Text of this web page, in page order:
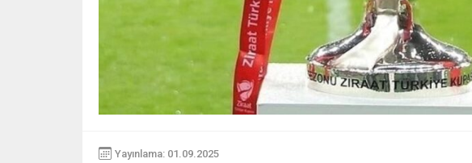
Yayınlama: 01.09.2025